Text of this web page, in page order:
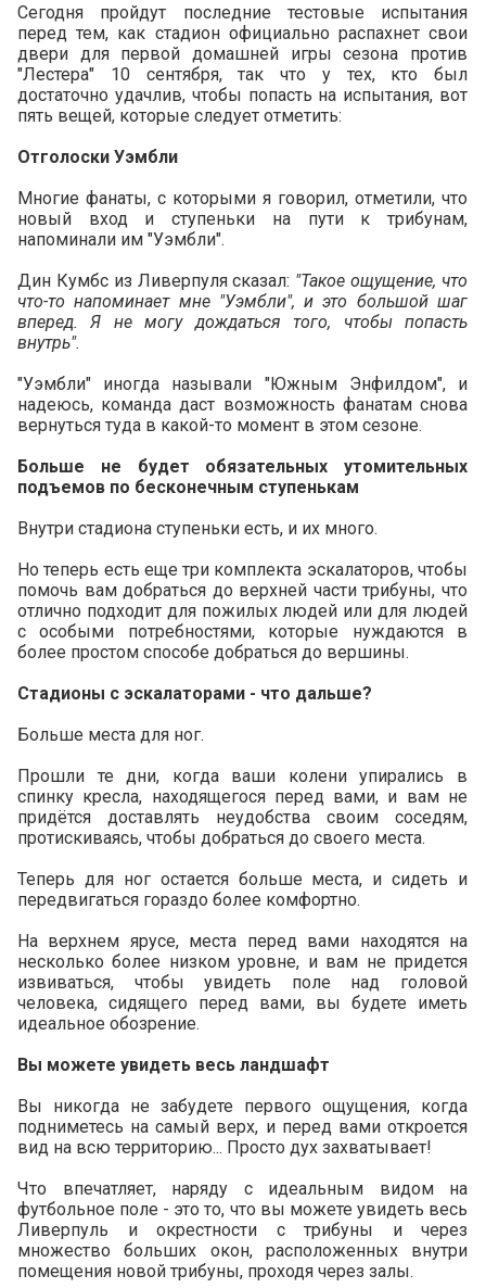
Сегодня пройдут последние тестовые испытания
перед тем, как стадион официально распахнет свои
двери для первой домашней игры сезона против
"Лестера" 10 сентября, так что у тех, кто был
достаточно удачлив, чтобы попасть на испытания, вот
пять вещей, которые следует отметить:
Отголоски Уэмбли
Многие фанаты, с которыми я говорил, отметили, что
новый вход и ступеньки на пути к трибунам,
напоминали им "Уэмбли".
Дин Кумбс из Ливерпуля сказал: "Такое ощущение, что
что-то напоминает мне "Уэмбли", и это большой шаг
вперед. Я не могу дождаться того, чтобы попасть
внутрь".
"Уэмбли" иногда называли "Южным Энфилдом", и
надеюсь, команда даст возможность фанатам снова
вернуться туда в какой-то момент в этом сезоне.
Больше не будет обязательных утомительных
подъемов по бесконечным ступенькам
Внутри стадиона ступеньки есть, и их много.
Но теперь есть еще три комплекта эскалаторов, чтобы
помочь вам добраться до верхней части трибуны, что
отлично подходит для пожилых людей или для людей
с особыми потребностями, которые нуждаются в
более простом способе добраться до вершины.
Стадионы с эскалаторами - что дальше?
Больше места для ног.
Прошли те дни, когда ваши колени упирались в
спинку кресла, находящегося перед вами, и вам не
придётся доставлять неудобства своим соседям,
протискиваясь, чтобы добраться до своего места.
Теперь для ног остается больше места, и сидеть и
передвигаться гораздо более комфортно.
На верхнем ярусе, места перед вами находятся на
несколько более низком уровне, и вам не придется
извиваться, чтобы увидеть поле над головой
человека, сидящего перед вами, вы будете иметь
идеальное обозрение.
Вы можете увидеть весь ландшафт
Вы никогда не забудете первого ощущения, когда
подниметесь на самый верх, и перед вами откроется
вид на всю территорию... Просто дух захватывает!
Что впечатляет, наряду с идеальным видом на
футбольное поле - это то, что вы можете увидеть весь
Ливерпуль и окрестности с трибуны и через
множество больших окон, расположенных внутри
помещения новой трибуны, проходя через залы.